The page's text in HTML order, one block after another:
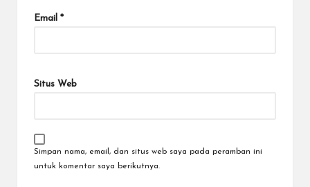
Email *
Situs Web
Simpan nama, email, dan situs web saya pada peramban ini
untuk komentar saya berikutnya.